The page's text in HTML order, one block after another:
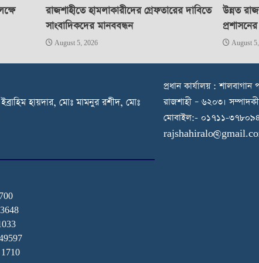
রাজশাহীতে হামলাকারীদের গ্রেফতারের দাবিতে
সাংবাদিকদের মানববন্ধন
August 5, 2026
উন্নত
August
হায়দার, মোঃ মামনুর রশীদ, মোঃ
প্রধান কার্যালয় :
রাজশাহী – ৬২০৩।
মোবাইল:- ০১৭১১-